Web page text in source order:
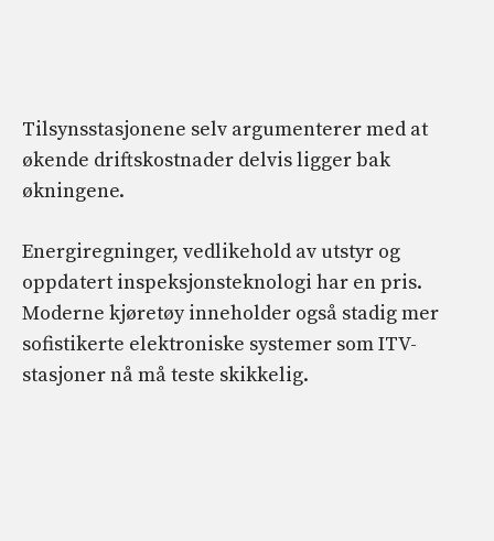
Tilsynsstasjonene selv argumenterer med at
økende driftskostnader delvis ligger bak
økningene.
Energiregninger, vedlikehold av utstyr og
oppdatert inspeksjonsteknologi har en pris.
Moderne kjøretøy inneholder også stadig mer
sofistikerte elektroniske systemer som ITV-
stasjoner nå må teste skikkelig.